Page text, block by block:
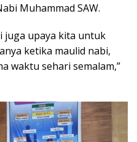
Muhammad SAW.
juga upaya kita untuk
ketika maulid nabi,
waktu sehari semalam,”